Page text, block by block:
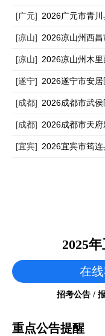
[广元]
[凉山]
[凉山]
[遂宁]
[成都]
[成都]
[宜宾]
2025
在
招考公告 /
重点公告提醒